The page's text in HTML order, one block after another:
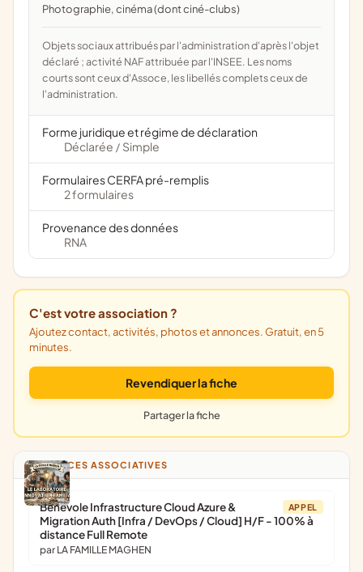
photographie, cinéma (dont ciné-clubs)
Objets sociaux attribués par l'administration d'après l'objet
déclaré ; activité NAF attribuée par l'INSEE. Les noms
courts sont ceux d'Assoce, les libellés complets ceux de
l'administration.
Forme juridique et régime de déclaration
Déclarée / Simple
Formulaires CERFA pré-remplis
2 formulaires
Provenance des données
RNA
C'est votre association ?
Ajoutez contact, activités, photos et annonces. Gratuit, en 5
minutes.
Revendiquer la fiche
Partager la fiche
ANNONCES ASSOCIATIVES
APPEL
Bénévole Infrastructure Cloud Azure &
Migration Auth [Infra / DevOps / Cloud] H/F - 100% à
distance Full Remote
par LA FAMILLE MAGHEN